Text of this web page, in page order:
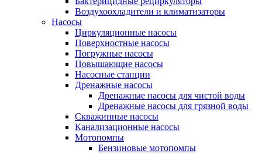
Воздухоохладители и климатизаторы
Насосы
Циркуляционные насосы
Поверхностные насосы
Погружные насосы
Повышающие насосы
Насосные станции
Дренажные насосы
Дренажные насосы для чистой воды
Дренажные насосы для грязной воды
Скважинные насосы
Канализационные насосы
Мотопомпы
Бензиновые мотопомпы